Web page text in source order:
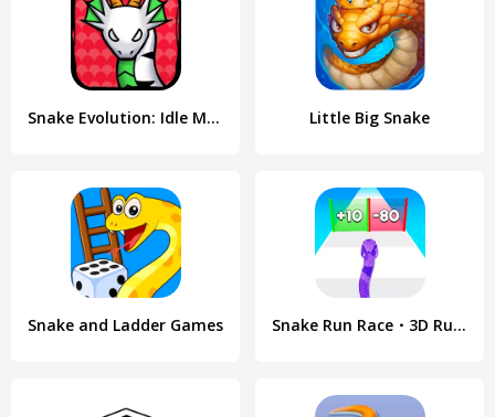
Snake Evolution: Idle Merge IO Little Big Snake
Snake and Ladder Games Snake Run Race・3D Running Game